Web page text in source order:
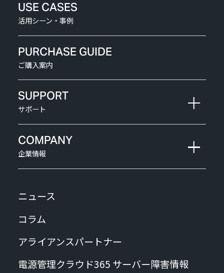
USE CASES
活用シーン・事例
PURCHASE GUIDE
ご購入案内
SUPPORT
サポート
COMPANY
企業情報
ニュース
コラム
アライアンスパートナー
電源管理クラウド365 サーバー障害情報